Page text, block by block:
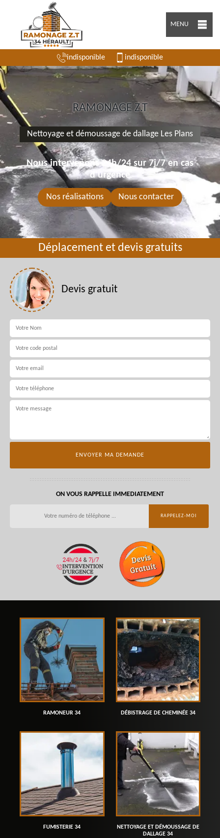
MENU
indisponible indisponible
RAMONAGE Z.T
Nettoyage et démoussage de dallage Les Plans
Nous intervenons 24h/24 sur 7j/7 en cas
d'urgence
Nos réalisations Nous contacter
Déplacement et devis gratuits
Devis gratuit
ON VOUS RAPPELLE IMMEDIATEMENT
RAMONEUR 34 DÉBISTRAGE DE CHEMINÉE 34
FUMISTERIE 34
NETTOYAGE ET DÉMOUSSAGE DE
DALLAGE 34